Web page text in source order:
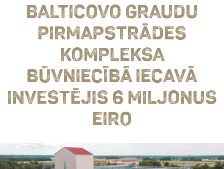
BALTICOVO GRAUDU
PIRMAPSTRĀDES
KOMPLEKSA
BŪVNIECĪBĀ IECAVĀ
INVESTĒJIS 6 MILJONUS
EIRO